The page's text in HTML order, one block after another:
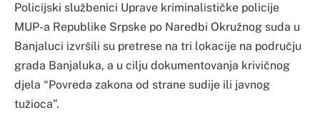
Policijski službenici Uprave kriminalističke policije
MUP-a Republike Srpske po Naredbi Okružnog suda u
Banjaluci izvršili su pretrese na tri lokacije na području
grada Banjaluka, a u cilju dokumentovanja krivičnog
djela “Povreda zakona od strane sudije ili javnog
tužioca”.